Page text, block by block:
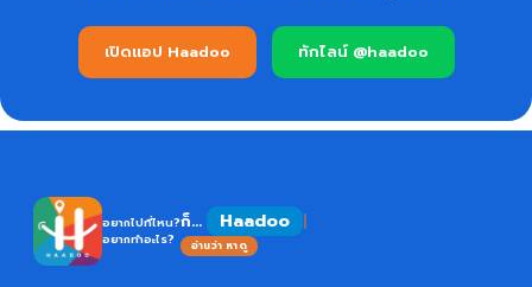
เปิดแอป Haadoo ทักไลน์ @haadoo
อยากไปที่ไหน?
อยากทำอะไร?
ก็... Ha
อ่านว่า หาดู